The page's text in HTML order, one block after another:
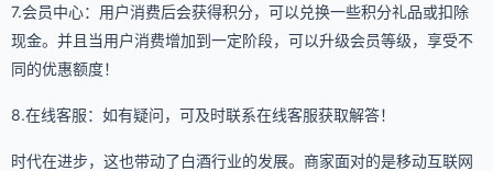
7.会员中心：用户消费后会获得积分，可以兑换一些积分礼品或扣除
现金。并且当用户消费增加到一定阶段，可以升级会员等级，享受不
同的优惠额度！
8.在线客服：如有疑问，可及时联系在线客服获取解答！
时代在进步，这也带动了白酒行业的发展。商家面对的是移动互联网